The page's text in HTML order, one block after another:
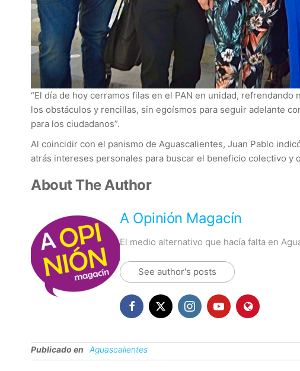
“El día de hoy cerramos filas en el PAN en unidad,
los obstáculos y rencillas, sin egoísmos para seguir adelante
para los ciudadanos”.
Al coincidir con el panismo de Aguascalientes, Juan Pablo
atrás intereses personales para buscar el beneficio colectivo y
About The Author
A Opinión Magacín
El medio alternativo que hacía falta en
See author's posts
Publicado en Aguascalientes